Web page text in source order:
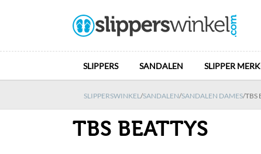
SLIPPERS SANDALEN SLIPPER
SLIPPERSWINKEL/SANDALEN/SANDALEN DAMES/TBS
TBS BEATTYS